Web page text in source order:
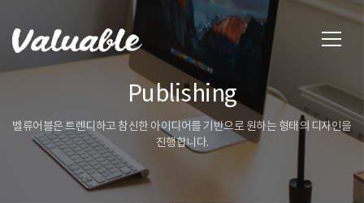
Publishing
벨류어블은 트렌디하고 참신한 아이디어를 기반으로 원하는 형태의 디자인을
진행합니다.